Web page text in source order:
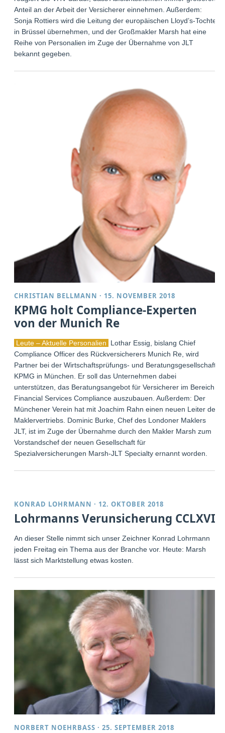
Anteil an der Arbeit der Versicherer einnehmen. Außerdem:
Sonja Rottiers wird die Leitung der europäischen Lloyd’s-Tochter
in Brüssel übernehmen, und der Großmakler Marsh hat eine
Reihe von Personalien im Zuge der Übernahme von JLT
bekannt gegeben.
CHRISTIAN BELLMANN · 15. NOVEMBER 2018
KPMG holt Compliance-Experten
von der Munich Re
Leute – Aktuelle Personalien
Lothar Essig, bislang Chief
Compliance Officer des Rückversicherers Munich Re, wird
Partner bei der Wirtschaftsprüfungs- und Beratungsgesellschaft
KPMG in München. Er soll das Unternehmen dabei
unterstützen, das Beratungsangebot für Versicherer im Bereich
Financial Services Compliance auszubauen. Außerdem: Der
Münchener Verein hat mit Joachim Rahn einen neuen Leiter des
Maklervertriebs. Dominic Burke, Chef des Londoner Maklers
JLT, ist im Zuge der Übernahme durch den Makler Marsh zum
Vorstandschef der neuen Gesellschaft für
Spezialversicherungen Marsh-JLT Specialty ernannt worden.
KONRAD LOHRMANN · 12. OKTOBER 2018
Lohrmanns Verunsicherung CCLXVI
An dieser Stelle nimmt sich unser Zeichner Konrad Lohrmann
jeden Freitag ein Thema aus der Branche vor. Heute: Marsh
lässt sich Marktstellung etwas kosten.
NORBERT NOEHRBASS ·25. SEPTEMBER 2018